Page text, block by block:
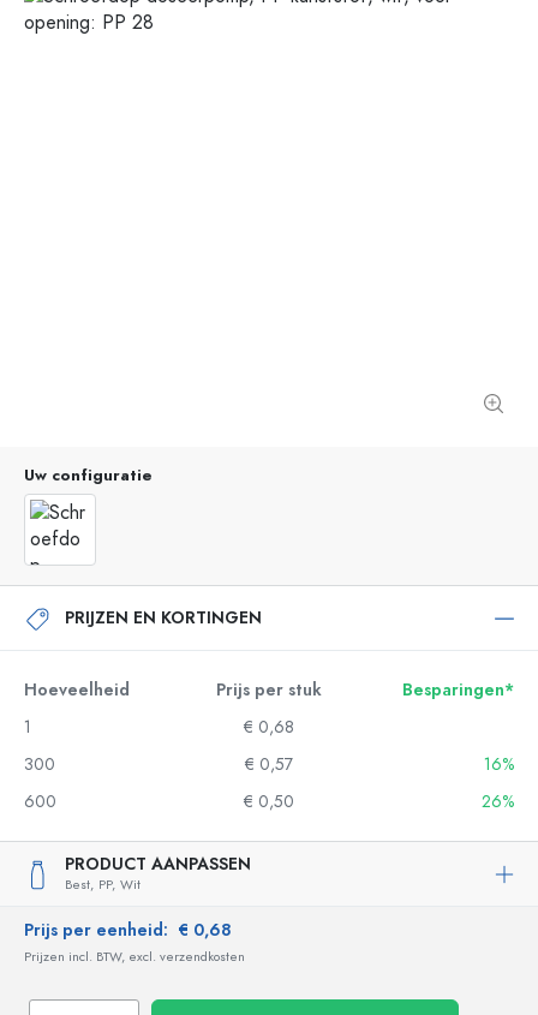
Uw configuratie
PRIJZEN EN KORTINGEN
Hoeveelheid Prijs per stuk
Besparingen*
1
€ 0,68
300
€ 0,57
16%
600
€ 0,50 26%
PRODUCT AANPASSEN
Best, PP, Wit
Prijs per eenheid: € 0,68
Prijzen incl. BTW, excl. verzendkosten